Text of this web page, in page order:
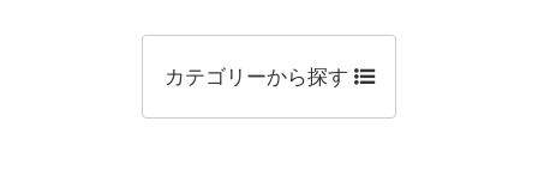
カテゴリーから探す